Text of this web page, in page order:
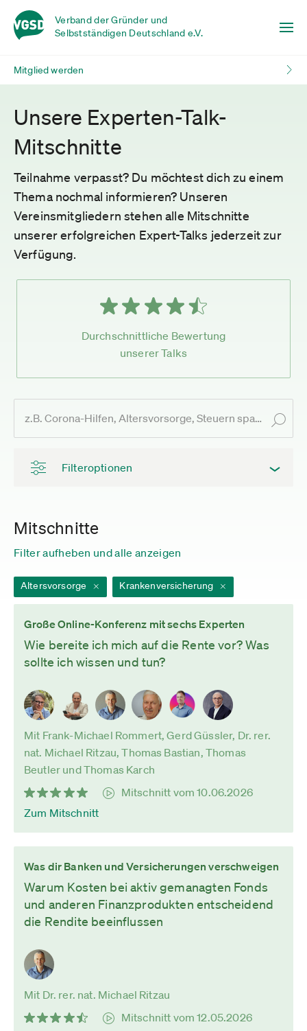
Verband der Gründer und
Selbstständigen Deutschland e.V.
Mitglied werden
Unsere Experten-Talk-
Mitschnitte
Teilnahme verpasst? Du möchtest dich zu einem
Thema nochmal informieren? Unseren
Vereinsmitgliedern stehen alle Mitschnitte
unserer erfolgreichen Expert-Talks jederzeit zur
Verfügung.
Durchschnittliche Bewertung
unserer Talks
Filteroptionen
Mitschnitte
Filter aufheben und alle anzeigen
Altersvorsorge Krankenversicherung
Große Online-Konferenz mit sechs Experten
Wie bereite ich mich auf die Rente vor? Was
sollte ich wissen und tun?
Mit Frank-Michael Rommert, Gerd Güssler, Dr. rer.
nat. Michael Ritzau, Thomas Bastian, Thomas
Beutler und Thomas Karch
Mitschnitt vom 10.06.2026
Zum Mitschnitt
Was dir Banken und Versicherungen verschweigen
Warum Kosten bei aktiv gemanagten Fonds
und anderen Finanzprodukten entscheidend
die Rendite beeinflussen
Mit Dr. rer. nat. Michael Ritzau
Mitschnitt vom 12.05.2026